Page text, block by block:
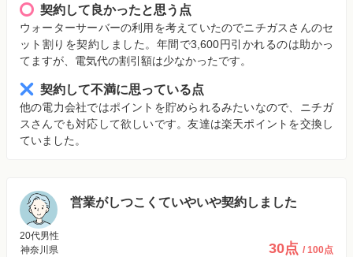
契約して良かったと思う点
ウォーターサーバーの利用を考えていたのでニチガスさんのセ
ット割りを契約しました。年間で3,600円引かれるのは助かっ
てますが、電気代の割引額は少なかったです。
契約して不満に思っている点
他の電力会社ではポイントを貯められるみたいなので、ニチガ
スさんでも対応して欲しいです。友達は楽天ポイントを交換し
ていました。
営業がしつこくていやいや契約しました
20代男性
神奈川県
30点 / 100点